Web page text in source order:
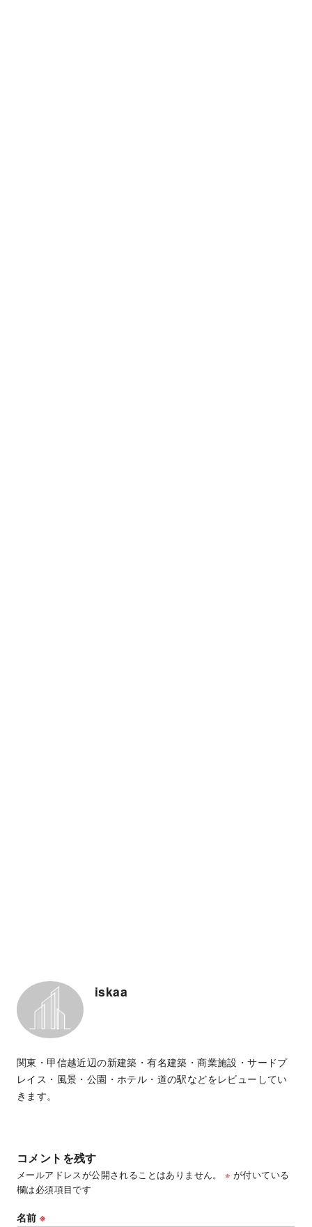
iskaa
関東・甲信越近辺の新建築・有名建築・商業施設・サードプ
レイス・風景・公園・ホテル・道の駅などをレビューしてい
きます。
コメントを残す
メールアドレスが公開されることはありません。 ※ が付いている
欄は必須項目です
名前※